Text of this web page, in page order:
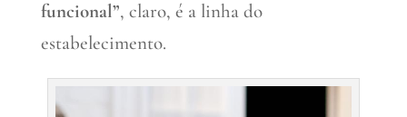
funcional”, claro, é a linha do
estabelecimento.